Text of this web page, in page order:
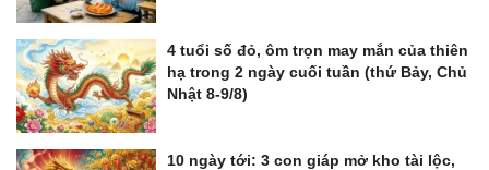
4 tuổi số đỏ, ôm trọn may mắn của thiên
hạ trong 2 ngày cuối tuần (thứ Bảy, Chủ
Nhật 8-9/8)
10 ngày tới: 3 con giáp mở kho tài lộc,